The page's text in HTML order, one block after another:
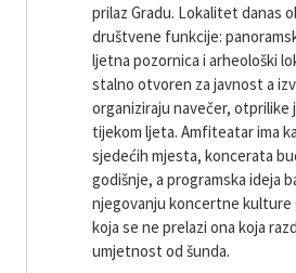
prilaz Gradu. Lokalitet danas
društvene funkcije:
ljetna pozornica i arheološki
stalno otvoren za javnost a
organiziraju navečer, otprilike
tijekom ljeta. Amfiteatar ima
sjedećih mjesta, koncerata
godišnje, a programska ideja
njegovanju koncertne kulture
koja se ne prelazi ona koja
umjetnost od šunda.